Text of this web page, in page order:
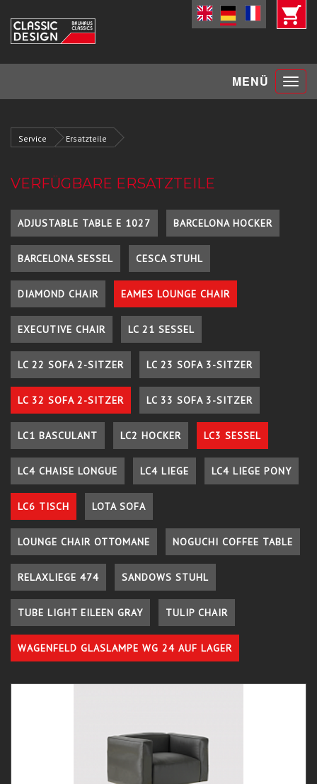
MENÜ Toggle
Service Ersatzteile
VERFÜGBARE ERSATZTEILE
ADJUSTABLE TABLE E 1027 BARCELONA HOCKER
BARCELONA SESSEL CESCA STUHL
DIAMOND CHAIR EAMES LOUNGE CHAIR
EXECUTIVE CHAIR LC 21 SESSEL
LC 22 SOFA 2-SITZER LC 23 SOFA 3-SITZER
LC 32 SOFA 2-SITZER LC 33 SOFA 3-SITZER
LC1 BASCULANT LC2 HOCKER LC3 SESSEL
LC4 CHAISE LONGUE LC4 LIEGE LC4 LIEGE PONY
LC6 TISCH LOTA SOFA
LOUNGE CHAIR OTTOMANE NOGUCHI COFFEE TABLE
RELAXLIEGE 474 SANDOWS STUHL
TUBE LIGHT EILEEN GRAY TULIP CHAIR
WAGENFELD GLASLAMPE WG 24 AUF LAGER